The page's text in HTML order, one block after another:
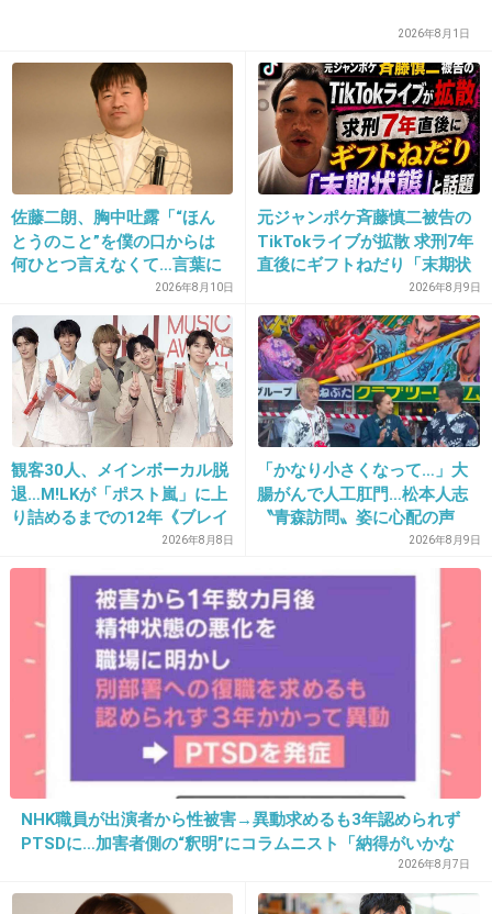
り、峯岸とＥＸＩＬＥの弟分・GENERATIONSの白濱亜嵐（19）との“お泊
で涙の謝罪。そのため栗原の占いが「ズバリ当たった！」と、大きな話題
になっている。
+14 -1
15. 匿名2013/03/27(水) 13:30:41
役ぴったりじゃんw
この人、ネガティブすぎて苦手。
-3
2013/03/27(水) 13:31:06
こういう不思議な役が似合いそう
+9 -2
2026年8月1日
佐藤二朗、胸中吐露「“ほん
とうのこと”を僕の口からは
何ひとつ言えなくて…言葉に
2026年8月10日
元ジャンポケ斉藤慎二被告の
TikTokライブが拡散 求刑7年
直後にギフトねだり「末期状
2026年8月9日
観客30人、メインボーカル脱
退…M!LKが「ポスト嵐」に上
り詰めるまでの12年《ブレイ
2026年8月8日
「かなり小さくなって…」大
腸がんで人工肛門…松本人志
〝青森訪問〟姿に心配の声
続々「脂肪のない感じが痛ま
2026年8月9日
NHK職員が出演者から性被害→異動求めるも3年認められず
PTSDに…加害者側の“釈明”にコラムニスト「納得がいかな
2026年8月7日